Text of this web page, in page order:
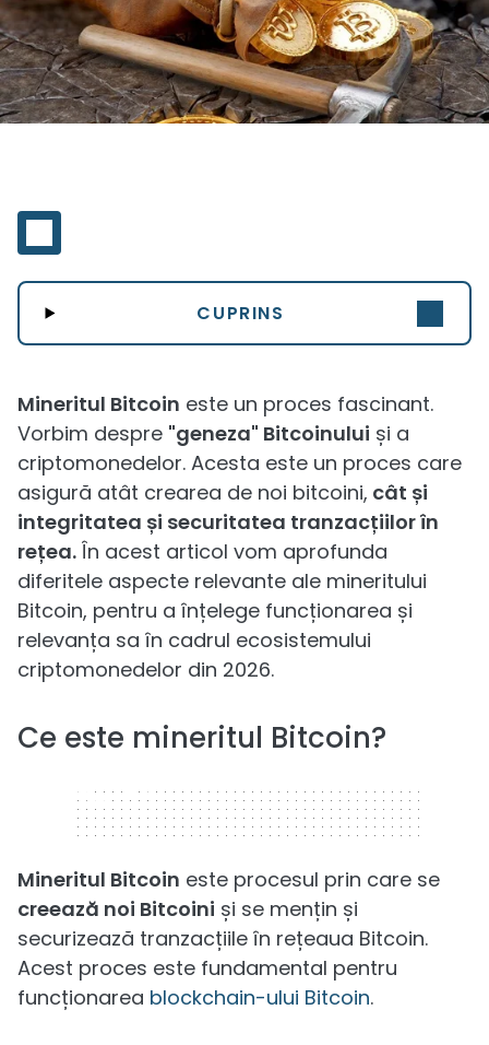
CUPRINS
Mineritul Bitcoin este un proces fascinant.
Vorbim despre "geneza" Bitcoinului și a
criptomonedelor. Acesta este un proces care
asigură atât crearea de noi bitcoini, cât și
integritatea și securitatea tranzacțiilor în
rețea. În acest articol vom aprofunda
diferitele aspecte relevante ale mineritului
Bitcoin, pentru a înțelege funcționarea și
relevanța sa în cadrul ecosistemului
criptomonedelor din 2026.
Ce este mineritul Bitcoin?
320 x 50
Mineritul Bitcoin este procesul prin care se
creează noi Bitcoini și se mențin și
securizează tranzacțiile în rețeaua Bitcoin.
Acest proces este fundamental pentru
funcționarea blockchain-ului Bitcoin.